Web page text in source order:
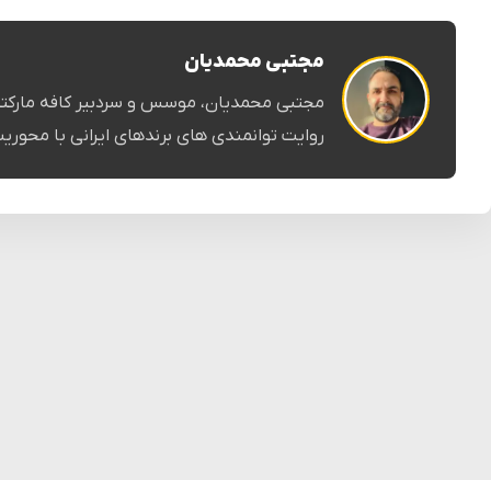
مجتبی محمدیان
مجتبی محمدیان، موسس و سردبیر کافه
روایت توانمندی های برندهای ایرانی با